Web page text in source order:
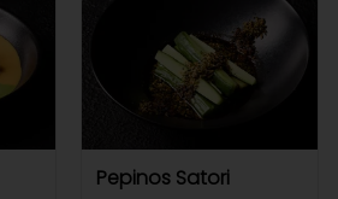
Pepinos Satori